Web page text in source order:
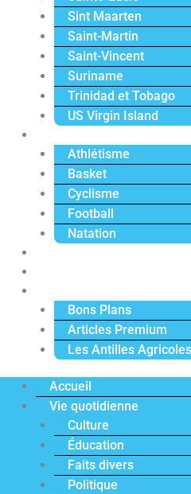
Sint Maarten
Saint-Martin
Saint-Vincent
Suriname
Trinidad et Tobago
US Virgin Island
Athlétisme
Basket
Cyclisme
Football
Natation
Bons Plans
Articles Premium
Les Antilles Agricoles
Accueil
Vie quotidienne
Culture
Éducation
Faits divers
Politique